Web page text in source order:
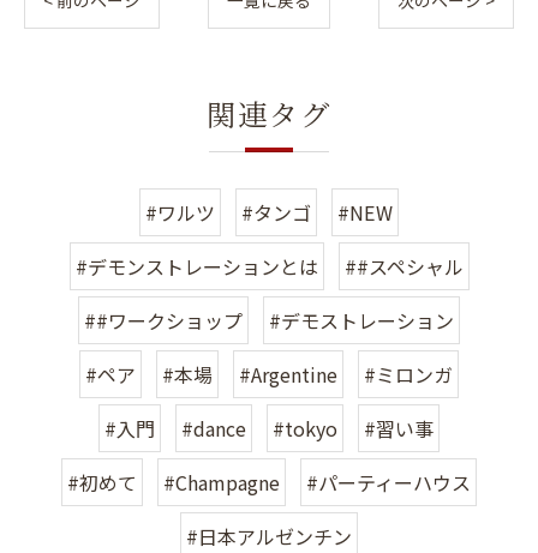
関連タグ
#ワルツ #タンゴ
#NEW
#デモンストレーションとは
##スペシャル
##ワークショップ
#デモストレーション
#ペア
#本場 #Argentine
#ミロンガ
#入門
#dance #tokyo
#習い事
#初めて
#Champagne
#パーティーハウス
#日本アルゼンチン